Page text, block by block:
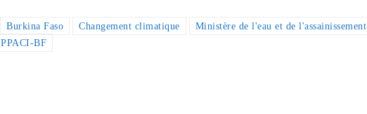
Burkina Faso Changement climatique
Ministère de l'eau et de l'assainissement
PPACI-BF